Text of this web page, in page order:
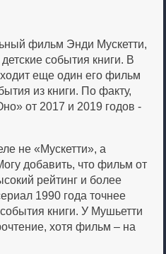
фильм Энди Мускетти,
события книги. В
еще один его фильм
из книги. По факту,
от 2017 и 2019 годов -
не «Мускетти», а
добавить, что фильм от
рейтинг и более
1990 года точнее
книги. У Мушьетти
хотя фильм – на